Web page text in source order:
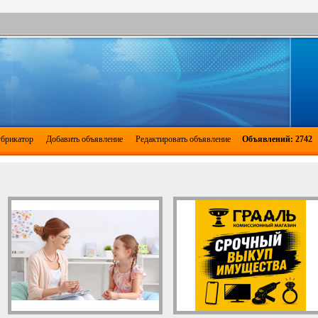
Добавить объявление Редактировать объявление Объявлений: 2742